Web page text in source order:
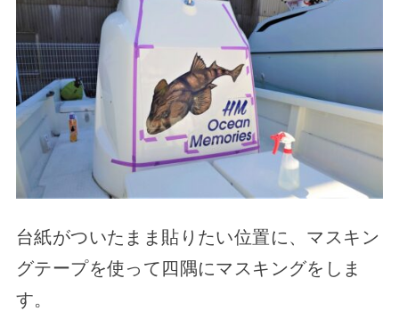
台紙がついたまま貼りたい位置に、マスキン
グテープを使って四隅にマスキングをしま
す。